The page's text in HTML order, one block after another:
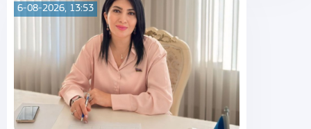
6-08-2026, 13:53